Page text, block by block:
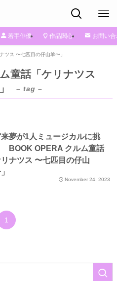
若手俳優 作品関心 お問い
ツス 〜七匹目の仔山羊〜」
童話「ケリナツス
– tag –
来夢が1人ミュージカルに挑
BOOK OPERA クルム童話
リナツス 〜七匹目の仔山
November 24, 2023
1